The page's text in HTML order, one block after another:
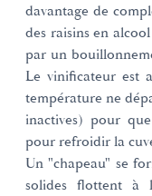
davantage de
des raisins en
par un
Le vinificateur est
température ne
inactives) pour
pour refroidir la
Un "chapeau" se
solides flottent à